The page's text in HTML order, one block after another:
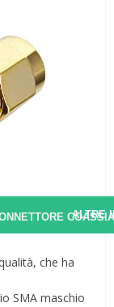
ALTRE
che ha
SMA maschio